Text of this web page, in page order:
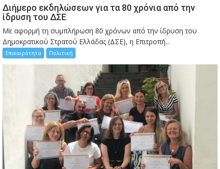
Διήμερο εκδηλώσεων για τα 80 χρόνια από την
ίδρυση του ΔΣΕ
Με αφορμή τη συμπλήρωση 80 χρόνων από την ίδρυση του
Δημοκρατικού Στρατού Ελλάδας (ΔΣΕ), η Επιτροπή...
Επικαιρότητα Πολιτική